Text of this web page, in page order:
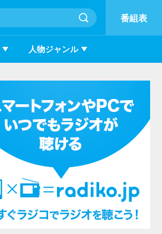
番組表
人物ジャンル